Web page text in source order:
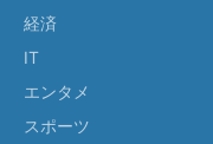
経済
IT
エンタメ
スポーツ